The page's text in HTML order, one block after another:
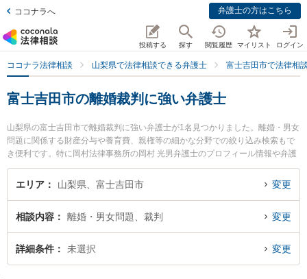
ココナラへ 弁護士の方はこちら
投稿する 探す 閲覧履歴 マイリスト ログイン
ココナラ法律相談 山梨県で法律相談できる弁護士 富士吉田市で法律相
富士吉田市の離婚裁判に強い弁護士
山梨県の富士吉田市で離婚裁判に強い弁護士が1名見つかりました。離婚・男女
問題に関係する財産分与や養育費、親権等の細かな分野での絞り込み検索もで
き便利です。特に岡村法律事務所の岡村 光男弁護士のプロフィール情報や弁護
士費用、強みなどが注目されています。『富士吉田市で土日や夜間に発生した
離婚裁判のトラブルを今すぐに弁護士に相談したい』『離婚裁判のトラブル解
んにおすすめです。
エリア 山梨県、富士吉田市 変更
相談内容 離婚・男女問題、裁判 変更
詳細条件 未選択 変更